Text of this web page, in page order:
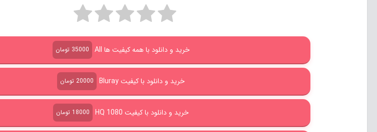
خرید و دانلود با همه کیفیت ها All 35000 تومان
خرید و دانلود با کیفیت Bluray 20000 تومان
خرید و دانلود با کیفیت HQ 1080 18000 تومان